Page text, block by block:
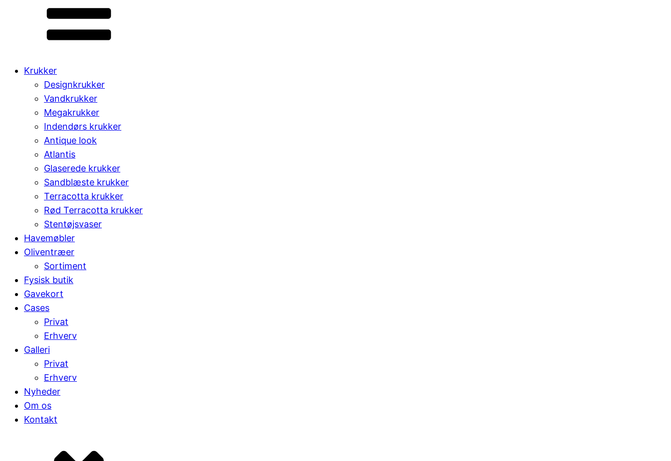
Krukker
Designkrukker
Vandkrukker
Megakrukker
Indendørs krukker
Antique look
Atlantis
Glaserede krukker
Sandblæste krukker
Terracotta krukker
Rød Terracotta krukker
Stentøjsvaser
Havemøbler
Oliventræer
Sortiment
Fysisk butik
Gavekort
Cases
Privat
Erhverv
Galleri
Privat
Erhverv
Nyheder
Om os
Kontakt